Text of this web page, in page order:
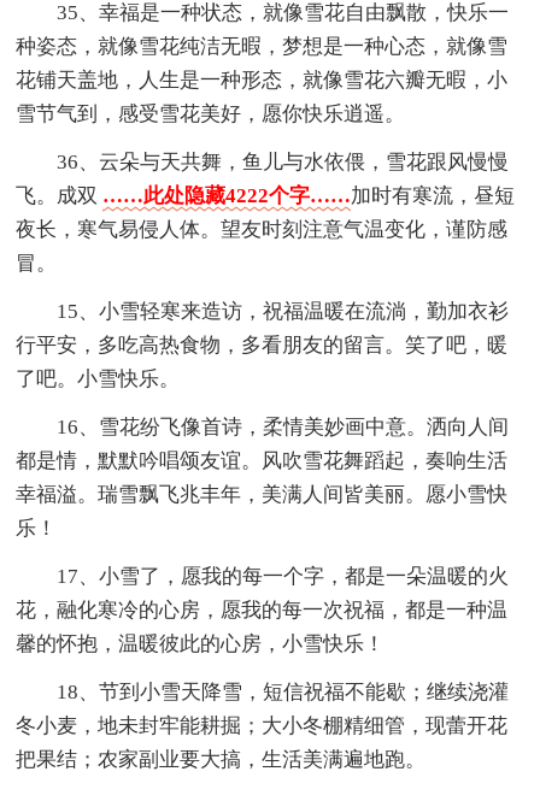
35、幸福是一种状态，就像雪花自由飘散，快乐一
种姿态，就像雪花纯洁无暇，梦想是一种心态，就像雪
花铺天盖地，人生是一种形态，就像雪花六瓣无暇，小
雪节气到，感受雪花美好，愿你快乐逍遥。
36、云朵与天共舞，鱼儿与水依偎，雪花跟风慢慢
飞。成双 ……此处隐藏4222个字……加时有寒流，昼短
夜长，寒气易侵人体。望友时刻注意气温变化，谨防感
冒。
15、小雪轻寒来造访，祝福温暖在流淌，勤加衣衫
行平安，多吃高热食物，多看朋友的留言。笑了吧，暖
了吧。小雪快乐。
16、雪花纷飞像首诗，柔情美妙画中意。洒向人间
都是情，默默吟唱颂友谊。风吹雪花舞蹈起，奏响生活
幸福溢。瑞雪飘飞兆丰年，美满人间皆美丽。愿小雪快
乐！
17、小雪了，愿我的每一个字，都是一朵温暖的火
花，融化寒冷的心房，愿我的每一次祝福，都是一种温
馨的怀抱，温暖彼此的心房，小雪快乐！
18、节到小雪天降雪，短信祝福不能歇；继续浇灌
冬小麦，地未封牢能耕掘；大小冬棚精细管，现蕾开花
把果结；农家副业要大搞，生活美满遍地跑。